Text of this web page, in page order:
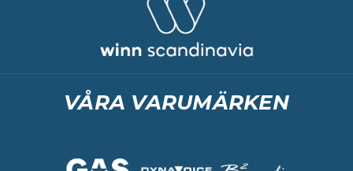
VÅRA VARUMÄRKEN